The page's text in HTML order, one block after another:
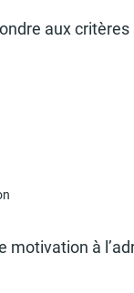
aux
motivation à